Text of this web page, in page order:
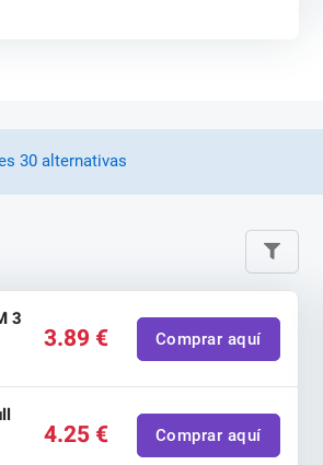
30 alternativas
3
3.89 € Comprar aquí
4.25 € Comprar aquí